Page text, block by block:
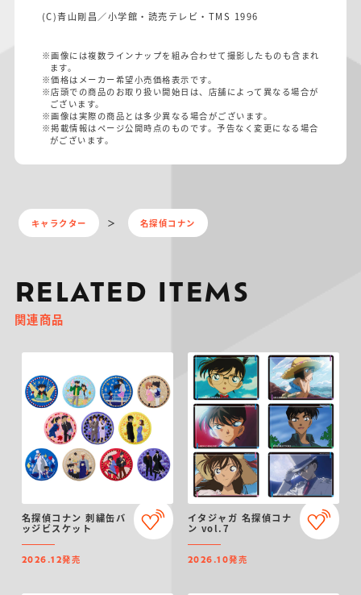
(C)青山剛昌／小学館・読売テレビ・TMS 1996
※画像には複数ラインナップを組み合わせて撮影したものも含まれ
ます。
※価格はメーカー希望小売価格表示です。
※店頭での商品のお取り扱い開始日は、店舗によって異なる場合が
ございます。
※画像は実際の商品とは多少異なる場合がございます。
※掲載情報はページ公開時点のものです。予告なく変更になる場合
がございます。
キャラクター 名探偵コナン
RELATED ITEMS
関連商品
名探偵コナン 刺繍缶バ
ッジビスケット
2026.12発売
イタジャガ 名探偵コナ
ン vol.7
2026.10発売